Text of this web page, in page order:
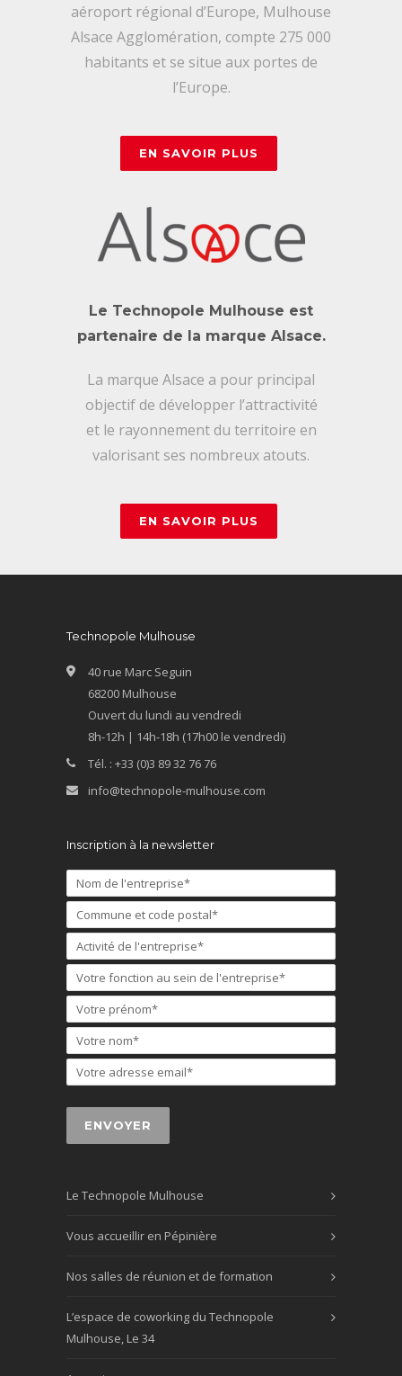
aéroport régional d’Europe, Mulhouse
Alsace Agglomération, compte 275 000
habitants et se situe aux portes de
l’Europe.
EN SAVOIR PLUS
Le Technopole Mulhouse est
partenaire de la marque Alsace.
La marque Alsace a pour principal
objectif de développer l’attractivité
et le rayonnement du territoire en
valorisant ses nombreux atouts.
EN SAVOIR PLUS
Technopole Mulhouse
40 rue Marc Seguin
68200 Mulhouse
Ouvert du lundi au vendredi
8h-12h | 14h-18h (17h00 le vendredi)
Tél. : +33 (0)3 89 32 76 76
info@technopole-mulhouse.com
Inscription à la newsletter
Le Technopole Mulhouse
Vous accueillir en Pépinière
Nos salles de réunion et de formation
L’espace de coworking du Technopole
Mulhouse, Le 34